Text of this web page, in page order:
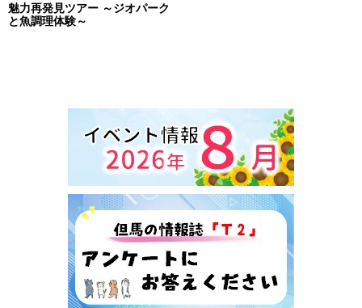
魅力再発見ツアー ～ジオパーク
と魚調理体験～